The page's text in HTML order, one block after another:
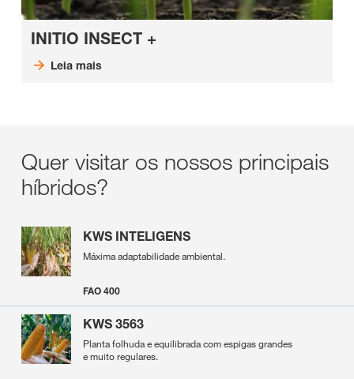
INITIO INSECT +
Leia mais
Quer visitar os nossos principais
híbridos?
KWS INTELIGENS
Máxima adaptabilidade ambiental.
FAO 400
KWS 3563
Planta folhuda e equilibrada com espigas grandes
e muito regulares.